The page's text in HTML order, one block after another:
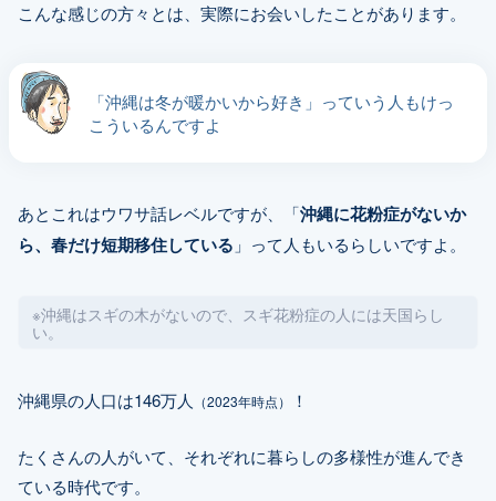
こんな感じの方々とは、実際にお会いしたことがあります。
「沖縄は冬が暖かいから好き」っていう人もけっ
こういるんですよ
あとこれはウワサ話レベルですが、「沖縄に花粉症がないか
ら、春だけ短期移住している 」って人もいるらしいですよ。
※沖縄はスギの木がないので、スギ花粉症の人には天国らし
い。
沖縄県の人口は146万人 （2023年時点） ！
たくさんの人がいて、それぞれに暮らしの多様性が進んでき
ている時代です。